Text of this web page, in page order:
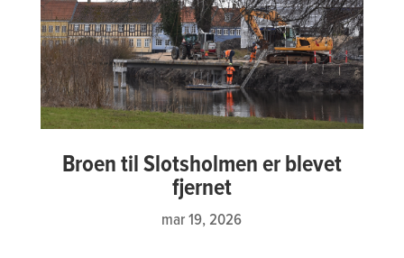
Broen til Slotsholmen er blevet
fjernet
mar 19, 2026